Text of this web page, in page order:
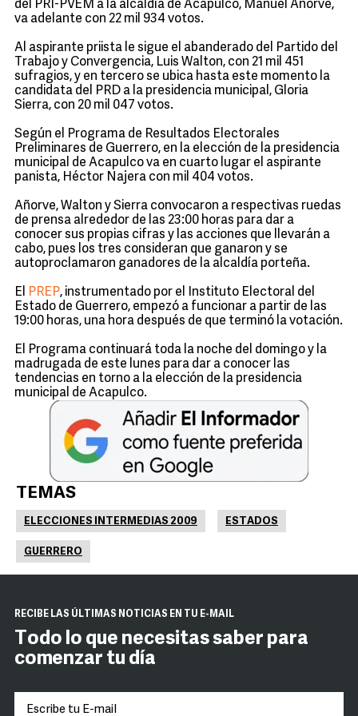
del PRI-PVEM a la alcaldía de Acapulco, Manuel Añorve,
va adelante con 22 mil 934 votos.
Al aspirante priista le sigue el abanderado del Partido del
Trabajo y Convergencia, Luis Walton, con 21 mil 451
sufragios, y en tercero se ubica hasta este momento la
candidata del PRD a la presidencia municipal, Gloria
Sierra, con 20 mil 047 votos.
Según el Programa de Resultados Electorales
Preliminares de Guerrero, en la elección de la presidencia
municipal de Acapulco va en cuarto lugar el aspirante
panista, Héctor Najera con mil 404 votos.
Añorve, Walton y Sierra convocaron a respectivas ruedas
de prensa alrededor de las 23:00 horas para dar a
conocer sus propias cifras y las acciones que llevarán a
cabo, pues los tres consideran que ganaron y se
autoproclamaron ganadores de la alcaldía porteña.
El PREP, instrumentado por el Instituto Electoral del
Estado de Guerrero, empezó a funcionar a partir de las
19:00 horas, una hora después de que terminó la votación.
El Programa continuará toda la noche del domingo y la
madrugada de este lunes para dar a conocer las
tendencias en torno a la elección de la presidencia
municipal de Acapulco.
TEMAS
ELECCIONES INTERMEDIAS 2009 ESTADOS
GUERRERO
RECIBE LAS ÚLTIMAS NOTICIAS EN TU E-MAIL
Todo lo que necesitas saber para
comenzar tu día